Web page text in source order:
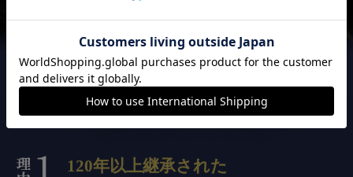
實光刃物が
選ばれる3つの理由
120年以上継承された